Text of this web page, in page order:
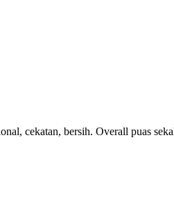
cekatan, bersih. Overall puas